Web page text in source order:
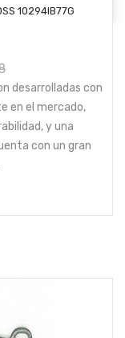
10294IB77G
desarrolladas con
en el mercado,
y una
con un gran